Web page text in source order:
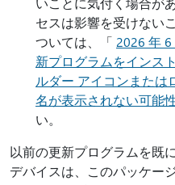
セスは影響を受けない
ついては、「 2026 年
新プログラムをインス
ルダー アイコンまたは
名が表示されない可能
い。
以前の更新プログラムを既
デバイスは、このパッケー